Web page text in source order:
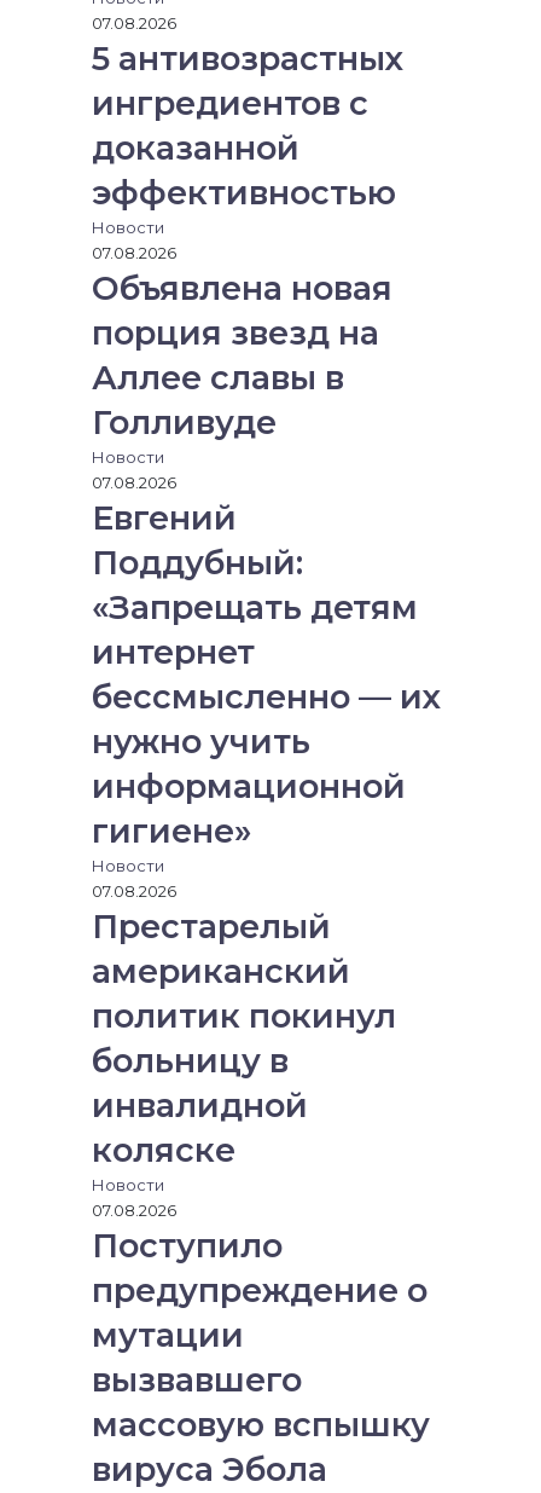
л
е
о
н
ю
п
у
07.08.2026
5 антивозрастных
ингредиентов с
доказанной
эффективностью
Новости
07.08.2026
Объявлена новая
порция звезд на
Аллее славы в
Голливуде
Новости
07.08.2026
Евгений
Поддубный:
«Запрещать детям
интернет
бессмысленно — их
нужно учить
информационной
гигиене»
Новости
07.08.2026
Престарелый
американский
политик покинул
больницу в
инвалидной
коляске
Новости
07.08.2026
Поступило
предупреждение о
мутации
вызвавшего
массовую вспышку
вируса Эбола